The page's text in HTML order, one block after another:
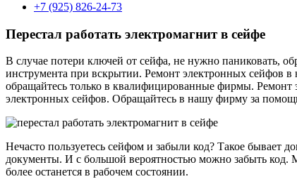
+7 (925) 826-24-73
Перестал работать электромагнит в сейфе
В случае потери ключей от сейфа, не нужно паниковать,
инструмента при вскрытии. Ремонт электронных сейфов в
обращайтесь только в квалифицированные фирмы.
электронных сейфов. Обращайтесь в нашу фирму за
Нечасто пользуетесь сейфом и забыли код? Такое бывает
документы. И с большой вероятностью можно забыть код.
более останется в рабочем состоянии.